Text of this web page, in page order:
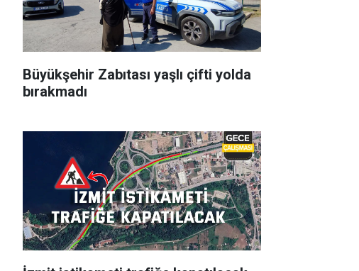
Büyükşehir Zabıtası yaşlı çifti yolda
bırakmadı